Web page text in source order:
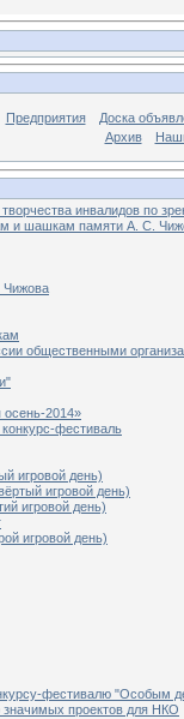
Предприятия
Доска
Архив
инвалидов по
и шашкам памяти А. С.
Чижова
общественными
2014»
фестиваль
игровой день)
игровой день)
игровой день)
игровой день)
фестивалю "Особым
значимых проектов для НКО